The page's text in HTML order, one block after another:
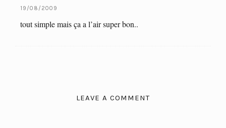
19/08/2009
tout simple mais ça a l’air super bon..
LEAVE A COMMENT